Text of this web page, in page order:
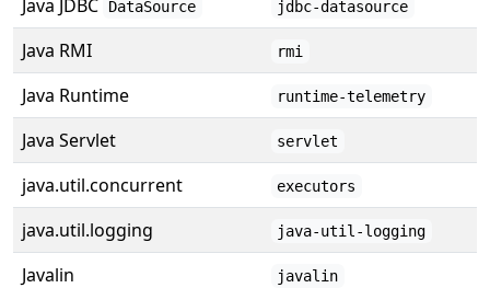
Java JDBC DataSource jdbc-datasource
Java RMI rmi
Java Runtime runtime-telemetry
Java Servlet servlet
java.util.concurrent executors
java.util.logging java-util-logging
Javalin javalin